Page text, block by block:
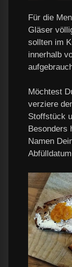
Für die
Gläser
sollten im
innerhalb
Möchtest
verziere
Stoffstück
Besonders
Namen